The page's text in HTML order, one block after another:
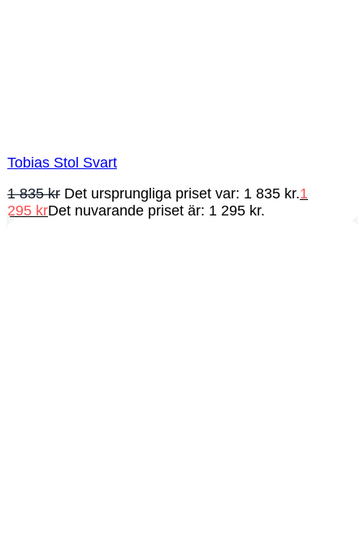
Tobias Stol Svart
1 835kr Det ursprungliga priset var: 1 835 kr.1
295 krDet nuvarande priset är: 1 295 kr.